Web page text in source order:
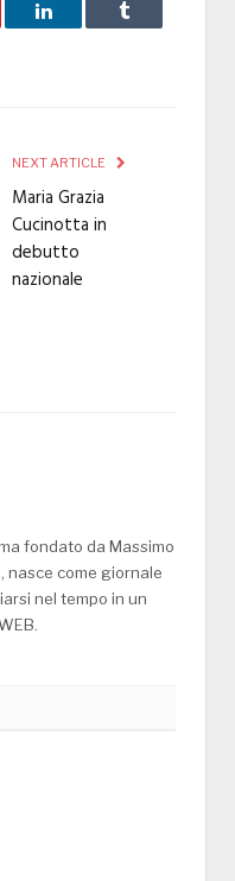
LinkedIn Tumblr
NEXT ARTICLE
Maria Grazia
Cucinotta in
debutto
nazionale
fondato da Massimo
nasce come giornale
nel tempo in un